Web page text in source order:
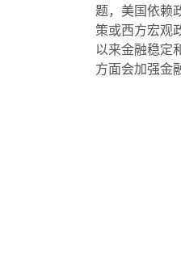
题，美国依赖
策或西方宏观
以来金融稳定
方面会加强金